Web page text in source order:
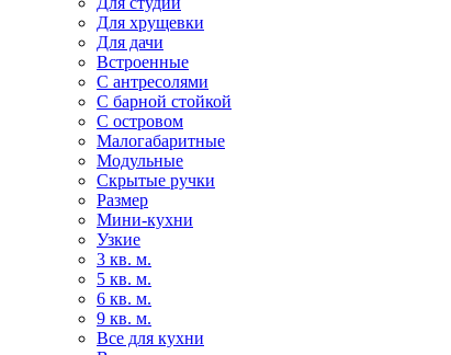
Для хрущевки
Для дачи
Встроенные
С антресолями
С барной стойкой
С островом
Малогабаритные
Модульные
Скрытые ручки
Размер
Мини-кухни
Узкие
3 кв. м.
5 кв. м.
6 кв. м.
9 кв. м.
Все для кухни